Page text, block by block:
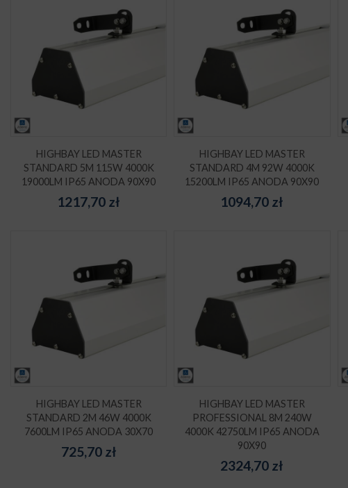
HIGHBAY LED MASTER
STANDARD 5M 115W 4000K
19000LM IP65 ANODA 90X90
1217,70 zł
HIGHBAY LED MASTER
STANDARD 4M 92W 4000K
15200LM IP65 ANODA 90X90
1094,70 zł
HIGHBAY LED MASTER
STANDARD 2M 46W 4000K
7600LM IP65 ANODA 30X70
725,70zł
HIGHBAY LED MASTER
PROFESSIONAL 8M 240W
4000K 42750LM IP65 ANODA
90X90
2324,70 zł